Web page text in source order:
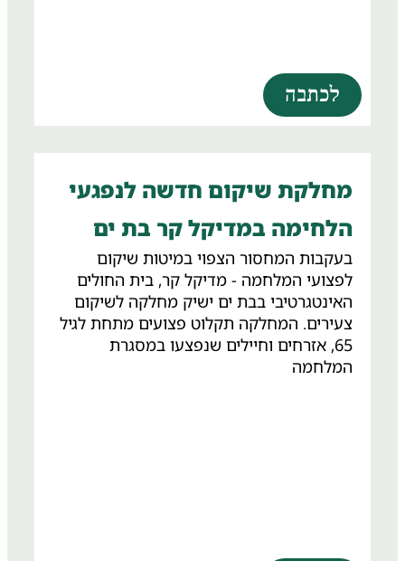
לכתבה
מחלקת שיקום חדשה לנפגעי
הלחימה במדיקל קר בת ים
בעקבות המחסור הצפוי במיטות שיקום
לפצועי המלחמה - מדיקל קר, בית החולים
האינטגרטיבי בבת ים ישיק מחלקה לשיקום
צעירים. המחלקה תקלוט פצועים מתחת לגיל
65, אזרחים וחיילים שנפצעו במסגרת
המלחמה